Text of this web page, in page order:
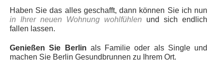
Haben Sie das alles geschafft, dann können Sie ich nun
in Ihrer neuen Wohnung wohlfühlen und sich endlich
fallen lassen.
Genießen Sie Berlin als Familie oder als Single und
machen Sie Berlin Gesundbrunnen zu Ihrem Ort.